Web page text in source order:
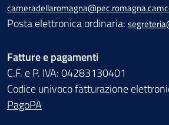
Posta elettronica ordinaria:
Fatture e pagamenti
C.F. e P. IVA: 04283130401
Codice univoco fatturazione
PagoPA